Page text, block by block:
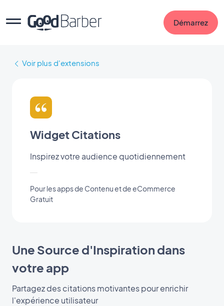
Démarrez
Voir plus d'extensions
Widget Citations
Inspirez votre audience quotidiennement
Pour les apps de Contenu et de eCommerce
Gratuit
Une Source d'Inspiration dans
votre app
Partagez des citations motivantes pour enrichir
l'expérience utilisateur